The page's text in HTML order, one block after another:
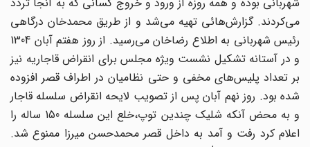
می‌کردند. گزارش‌هائی تهیه می‌شد و از طریق محمد‌خان درگاهی
رئیس شهربانی به اطلاع رضاخان می‌رسید. از روز هفتم آبان 1304
و در آستانه تشکیل نشست ویژه مجلس برای انقراض قاجاریه نیز
بر تعداد پلیس‌های مخفی و حتی نظامیان در اطراف قصر افزوده
شده بود. روز نهم آبان پس از تصویب لایحه انقراض سلسله قاجار
و به محض آنکه شلیک چندین توپ،‌خلع این سلسله 150 ساله را
اعلام کرد رفت و آمد به داخل قصر محمد‌حسن میرزا ممنوع شد.